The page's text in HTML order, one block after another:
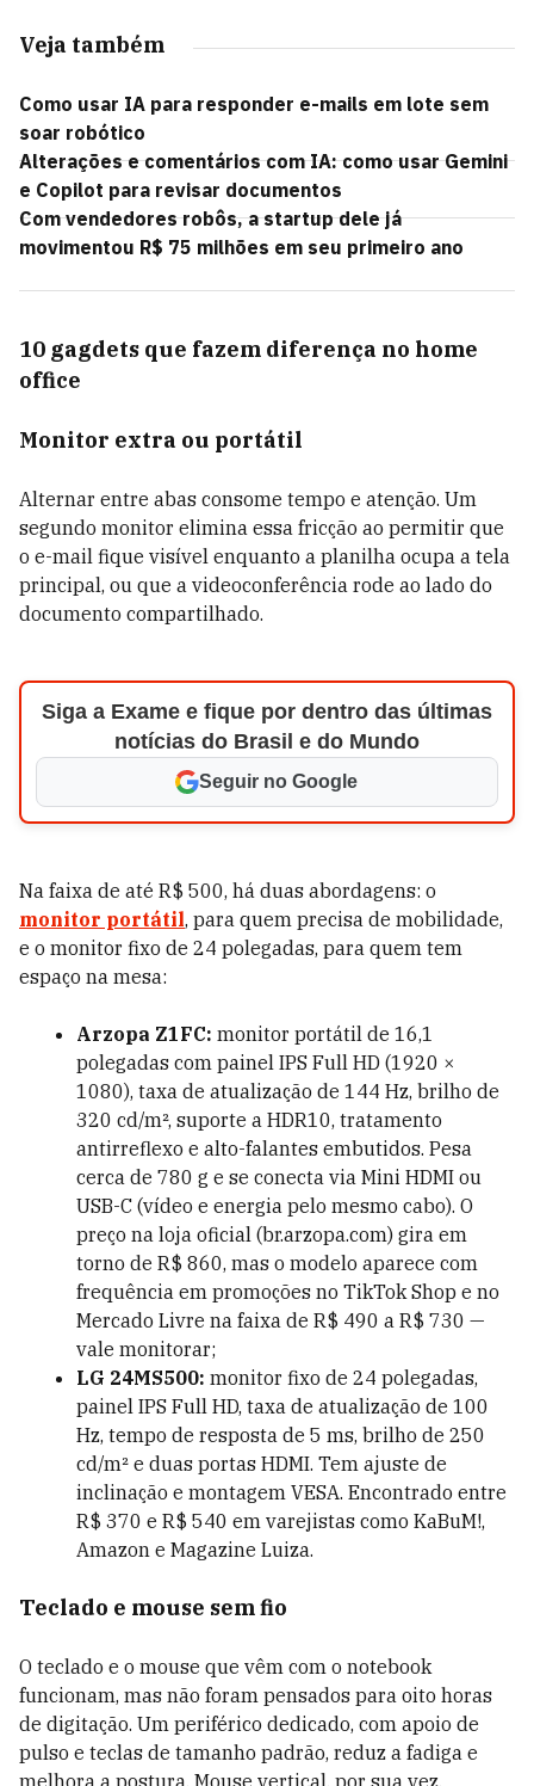
Veja também
Como usar IA para responder e-mails em lote sem
soar robótico
Alterações e comentários com IA: como usar Gemini
e Copilot para revisar documentos
Com vendedores robôs, a startup dele já
movimentou R$ 75 milhões em seu primeiro ano
10 gagdets que fazem diferença no home
office
Monitor extra ou portátil
Alternar entre abas consome tempo e atenção. Um
segundo monitor elimina essa fricção ao permitir que
o e-mail fique visível enquanto a planilha ocupa a tela
principal, ou que a videoconferência rode ao lado do
documento compartilhado.
Siga a Exame e fique por dentro das últimas
notícias do Brasil e do Mundo
Seguir no Google
Na faixa de até R$ 500, há duas abordagens: o
monitor portátil, para quem precisa de mobilidade,
e o monitor fixo de 24 polegadas, para quem tem
espaço na mesa:
Arzopa Z1FC: monitor portátil de 16,1
polegadas com painel IPS Full HD (1920 ×
1080), taxa de atualização de 144 Hz, brilho de
320 cd/m², suporte a HDR10, tratamento
antirreflexo e alto-falantes embutidos. Pesa
cerca de 780 g e se conecta via Mini HDMI ou
USB-C (vídeo e energia pelo mesmo cabo). O
preço na loja oficial (br.arzopa.com) gira em
torno de R$ 860, mas o modelo aparece com
frequência em promoções no TikTok Shop e no
Mercado Livre na faixa de R$ 490 a R$ 730 —
vale monitorar;
LG 24MS500: monitor fixo de 24 polegadas,
painel IPS Full HD, taxa de atualização de 100
Hz, tempo de resposta de 5 ms, brilho de 250
cd/m² e duas portas HDMI. Tem ajuste de
inclinação e montagem VESA. Encontrado entre
R$ 370 e R$ 540 em varejistas como KaBuM!,
Amazon e Magazine Luiza.
Teclado e mouse sem fio
O teclado e o mouse que vêm com o notebook
funcionam, mas não foram pensados para oito horas
de digitação. Um periférico dedicado, com apoio de
pulso e teclas de tamanho padrão, reduz a fadiga e
melhora a postura. Mouse vertical, por sua vez,